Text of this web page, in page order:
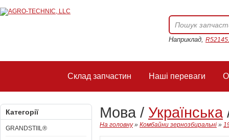
Наприклад,
Склад запчастин Наші переваги
Категорії
GRANDSTIIL®
Мова / Українська
На головну» Комбайни зернозбиральні »